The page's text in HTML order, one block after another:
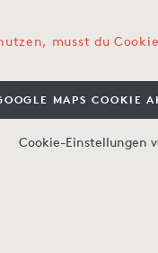
musst du
MAPS COOKIE
Cookie-Einstellungen